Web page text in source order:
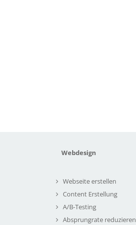
Webdesign
Webseite erstellen
Content Erstellung
A/B-Testing
Absprungrate reduzieren